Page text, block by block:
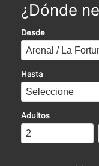
¿Dónde
Desde
Hasta
Adultos